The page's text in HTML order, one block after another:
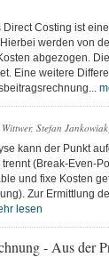
Costing ist
werden von
abgezogen.
Eine weitere
Stefan
kann der Punkt
(Break-Even-
und fixe Kosten
Zur Ermittlung
lesen
- Aus der